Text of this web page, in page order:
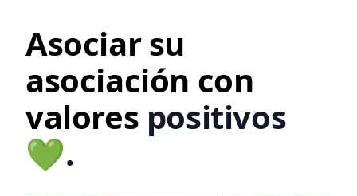
Asociar su
asociación con
valores positivos
💚.